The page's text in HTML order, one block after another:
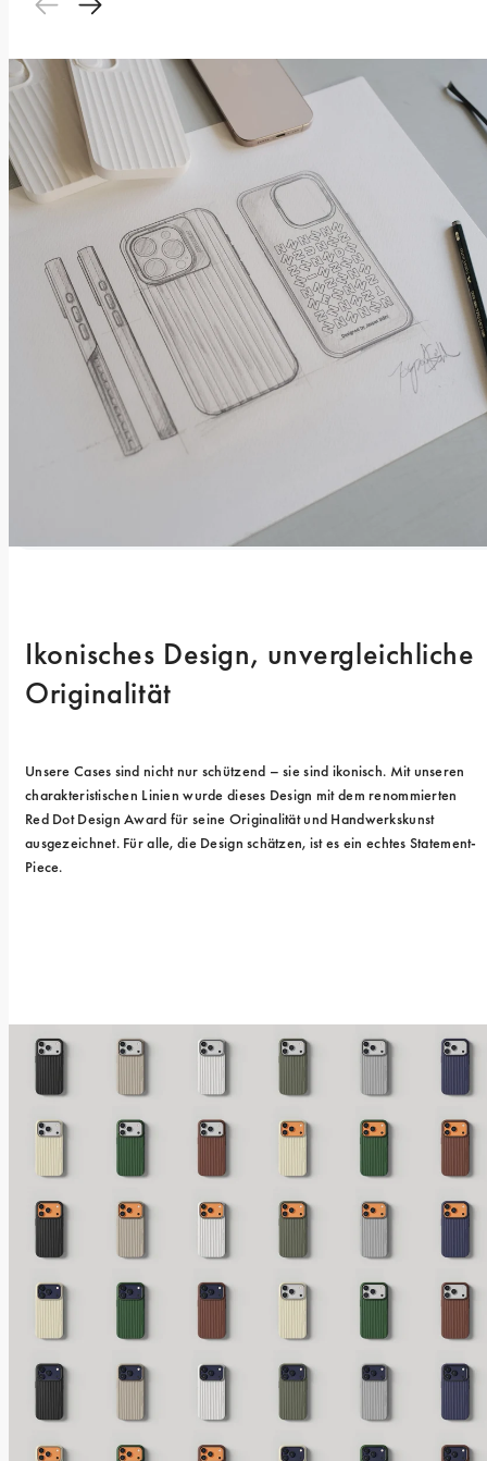
Ikonisches Design, unvergleichliche
Originalität
Unsere Cases sind nicht nur schützend – sie sind ikonisch. Mit unseren
charakteristischen Linien wurde dieses Design mit dem renommierten
Red Dot Design Award für seine Originalität und Handwerkskunst
ausgezeichnet. Für alle, die Design schätzen, ist es ein echtes Statement-
Piece.